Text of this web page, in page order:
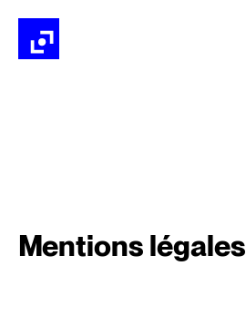
Mentions légales